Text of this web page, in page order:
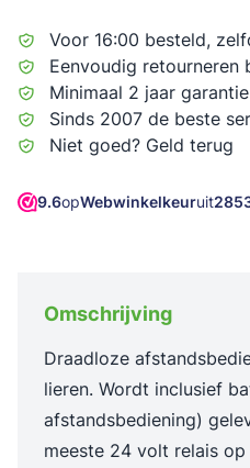
Voor 16:00 besteld,
Eenvoudig retourneren
Minimaal 2 jaar
Sinds 2007 de beste
Niet goed? Geld terug
9.6opWebwinkelkeuruit
Omschrijving
Draadloze
lieren. Wordt inclusief
afstandsbediening)
meeste 24 volt relais